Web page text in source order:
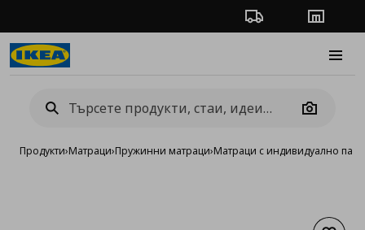
Проследяване на
Camera
Продукти›Матраци›Пружинни матраци›Матраци с индивидуално